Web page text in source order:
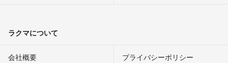
ラクマについて
会社概要 プライバシーポリシー